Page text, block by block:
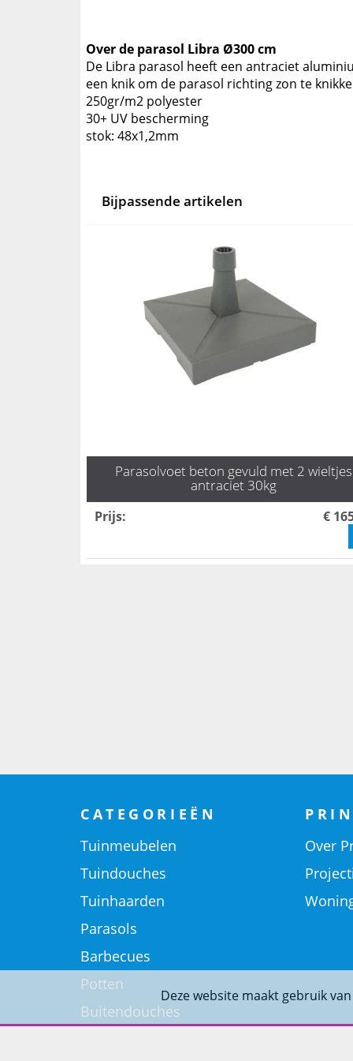
Over de parasol Libra Ø300 cm
De Libra parasol heeft een antraciet
een knik om de parasol richting zon te
250gr/m2 polyester
30+ UV bescherming
stok: 48x1,2mm
Bijpassende artikelen
Parasolvoet beton gevuld met 2 wieltjes
antraciet 30kg
Prijs: €
Deze website maakt gebruik
CATEGORIEËN
Tuinmeubelen
Tuindouches
Tuinhaarden
Parasols
Barbecues
Potten
Buitendouches
Over